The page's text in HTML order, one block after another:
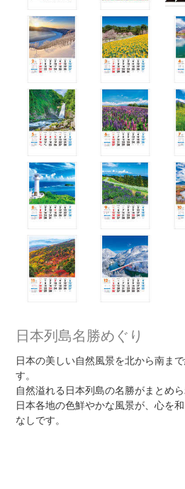
日本列島名勝めぐり
日本の美しい自然風景を北から南ま
す。
自然溢れる日本列島の名勝がまとめら
日本各地の色鮮やかな風景が、心を
なしです。